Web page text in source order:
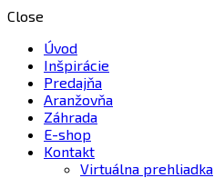
Close
Úvod
Inšpirácie
Predajňa
Aranžovňa
Záhrada
E-shop
Kontakt
Virtuálna prehliadka